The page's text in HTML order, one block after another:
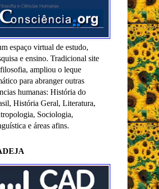
espaço virtual de estudo,
e ensino. Tradicional site
ampliou o leque
para abranger outras
humanas: História do
História Geral, Literatura,
Sociologia,
e áreas afins.